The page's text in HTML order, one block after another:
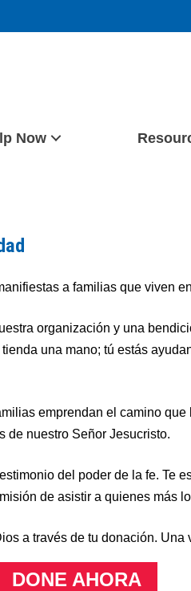
Now
a familias que viven
organización y una
una mano; tú estás
emprendan el camino
de nuestro Señor Jesucristo.
del poder de la fe. Te
de asistir a quienes más
a través de tu donación. Una
DONE AHORA